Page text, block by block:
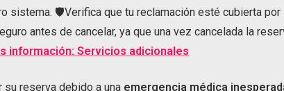
sistema. 🛡️Verifica que tu reclamación esté cubierta
antes de cancelar, ya que una vez cancelada la
información: Servicios adicionales
su reserva debido a una emergencia médica